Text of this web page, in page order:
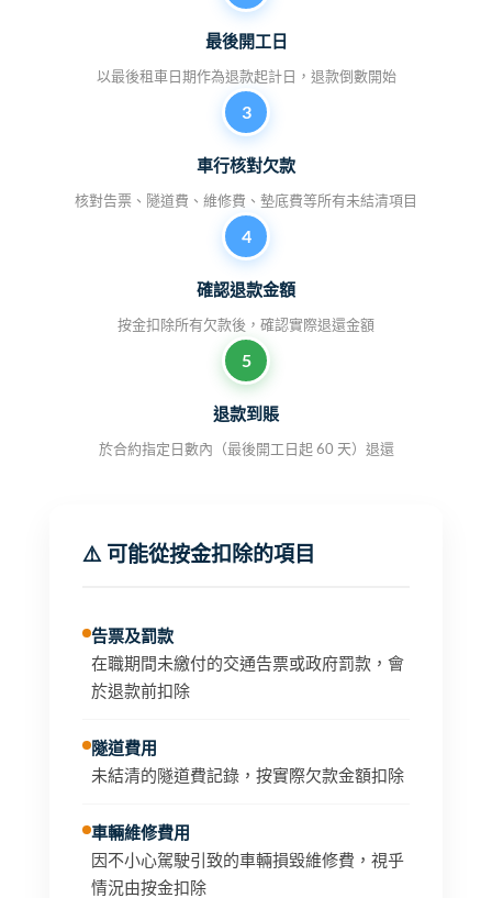
最後開工日
以最後租車日期作為退款起計日，退款倒數開始
3
車行核對欠款
核對告票、隧道費、維修費、墊底費等所有未結清項目
4
確認退款金額
按金扣除所有欠款後，確認實際退還金額
5
退款到賬
於合約指定日數內（最後開工日起 60 天）退還
⚠️ 可能從按金扣除的項目
告票及罰款
在職期間未繳付的交通告票或政府罰款，會
於退款前扣除
隧道費用
未結清的隧道費記錄，按實際欠款金額扣除
車輛維修費用
因不小心駕駛引致的車輛損毀維修費，視乎
情況由按金扣除